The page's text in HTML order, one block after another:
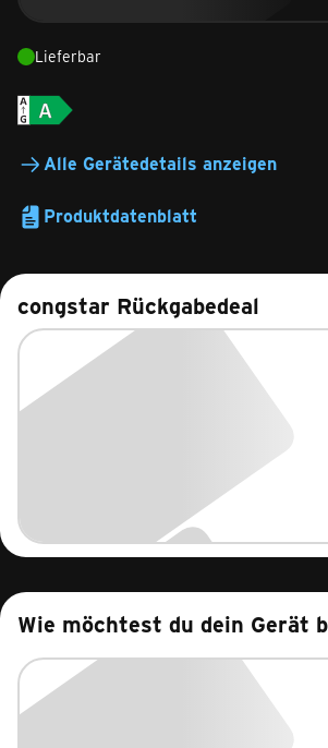
Lieferbar
Alle Gerätedetails anzeigen
Produktdatenblatt
congstar Rückgabedeal
Wie möchtest du dein Gerät